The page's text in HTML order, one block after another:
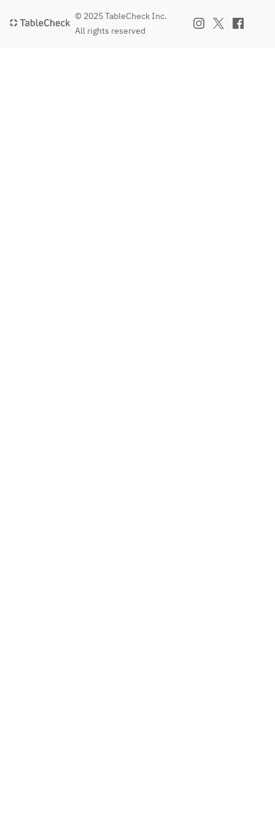
© 2025 TableCheck Inc.
All rights reserved